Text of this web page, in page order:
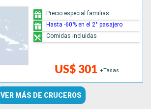
US$ 301 +Tasas
Precio especial familias
Hasta -60% en el 2° pasajero
Comidas incluidas
VER MÁS DE CRUCEROS